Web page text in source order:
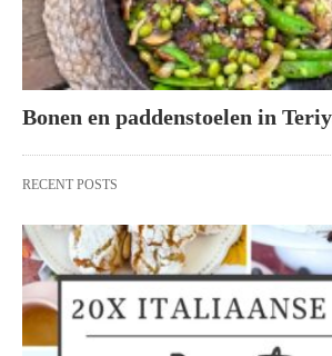
Bonen en paddenstoelen in
RECENT POSTS